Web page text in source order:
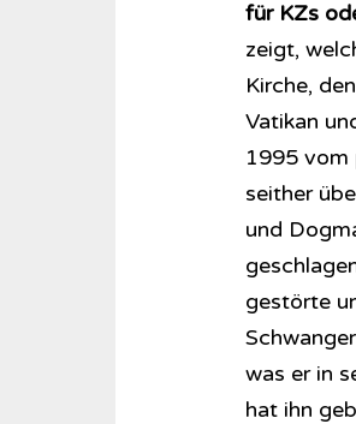
für KZs
zeigt,
Kirche,
Vatikan
1995 vom
seither
und
gestörte
was er in
hat ihn